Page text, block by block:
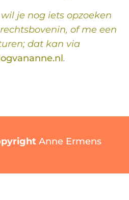
je nog iets opzoeken
of me een
dat kan via
.
Anne Ermens